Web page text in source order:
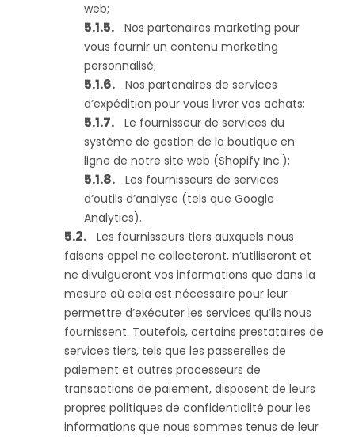
web;
Nos partenaires marketing pour
vous fournir un contenu marketing
personnalisé;
Nos partenaires de services
d’expédition pour vous livrer vos achats;
Le fournisseur de services du
système de gestion de la boutique en
ligne de notre site web (Shopify Inc.);
Les fournisseurs de services
d’outils d’analyse (tels que Google
Analytics).
Les fournisseurs tiers auxquels nous
faisons appel ne collecteront, n’utiliseront et
ne divulgueront vos informations que dans la
mesure où cela est nécessaire pour leur
permettre d’exécuter les services qu’ils nous
fournissent. Toutefois, certains prestataires de
services tiers, tels que les passerelles de
paiement et autres processeurs de
transactions de paiement, disposent de leurs
propres politiques de confidentialité pour les
informations que nous sommes tenus de leur